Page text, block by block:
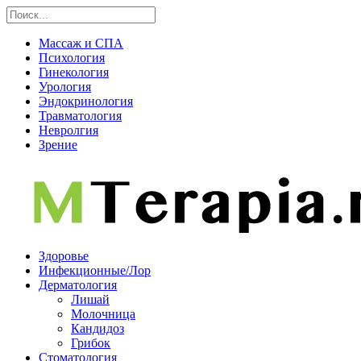
Массаж и СПА
Психология
Гинекология
Урология
Эндокринология
Травматология
Невролгия
Зрение
Здоровье
Инфекционные/Лор
Дерматология
Лишай
Молочница
Кандидоз
Грибок
Стоматология